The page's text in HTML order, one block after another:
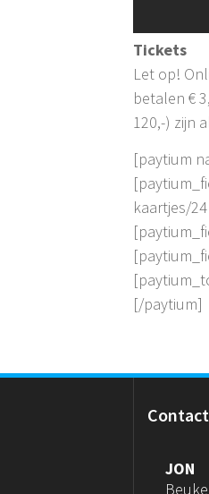
Tickets
Let op!
betalen €
120,-) zijn
[paytium
kaartjes/
[/paytium]
Contact
JON